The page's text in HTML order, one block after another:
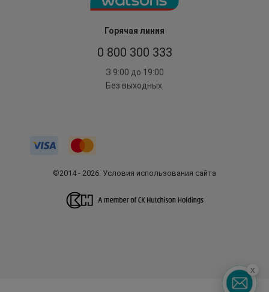
Горячая линия
0 800 300 333
З 9:00 до 19:00
Без выходных
©2014 - 2026. Условия использования сайта
x